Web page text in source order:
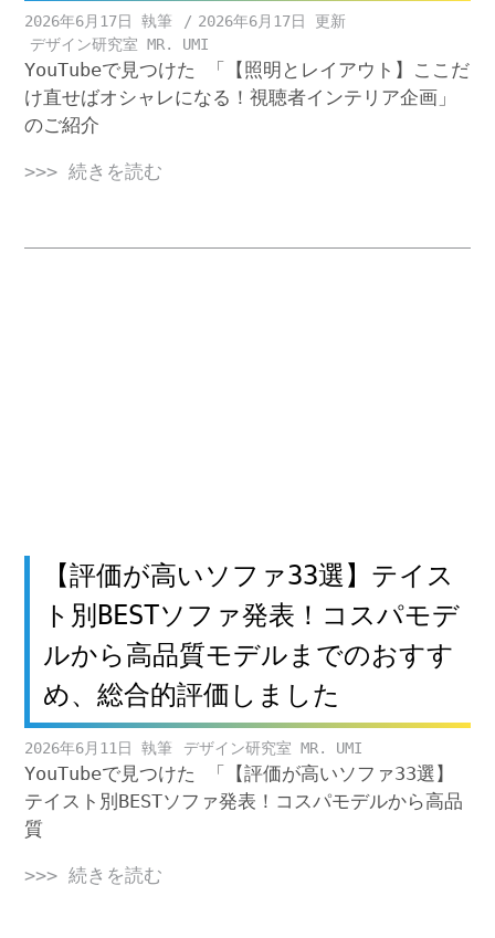
2026年6月17日
2026年6月17日
デザイン研究室 MR. UMI
YouTubeで見つけた 「【照明とレイアウト】ここだ
け直せばオシャレになる！視聴者インテリア企画」
のご紹介
>>> 続きを読む
【評価が高いソファ33選】テイス
ト別BESTソファ発表！コスパモデ
ルから高品質モデルまでのおすす
め、総合的評価しました
2026年6月11日 デザイン研究室 MR. UMI
YouTubeで見つけた 「【評価が高いソファ33選】
テイスト別BESTソファ発表！コスパモデルから高品
質
>>> 続きを読む